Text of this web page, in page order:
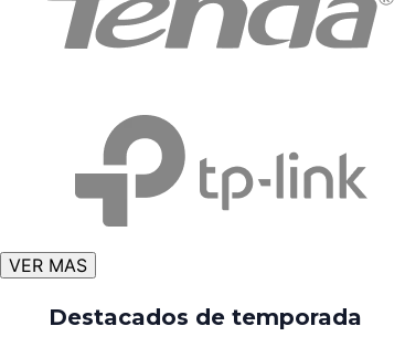
VER MAS
Destacados de temporada